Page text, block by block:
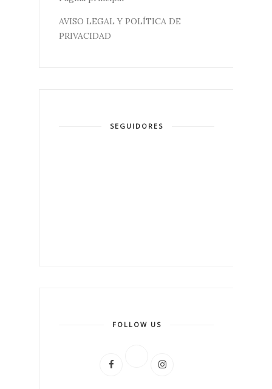
AVISO LEGAL Y POLÍTICA DE
PRIVACIDAD
SEGUIDORES
FOLLOW US